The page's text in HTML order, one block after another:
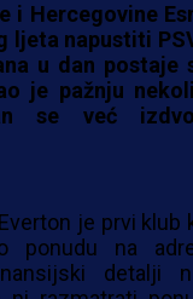
i Hercegovine
ljeta napustiti
u dan postaje
je pažnju
se već
je prvi klub
ponudu na
detalji